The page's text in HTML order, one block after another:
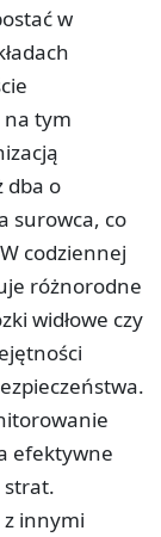
w
na tym
dba o
surowca, co
codziennej
różnorodne
widłowe czy
efektywne
strat.
z innymi